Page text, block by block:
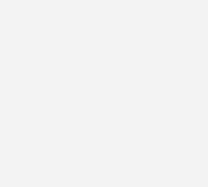
bei der
im Einsatz. Er betreut
Nordrhein-
aus und wird
sein.
Bereich der